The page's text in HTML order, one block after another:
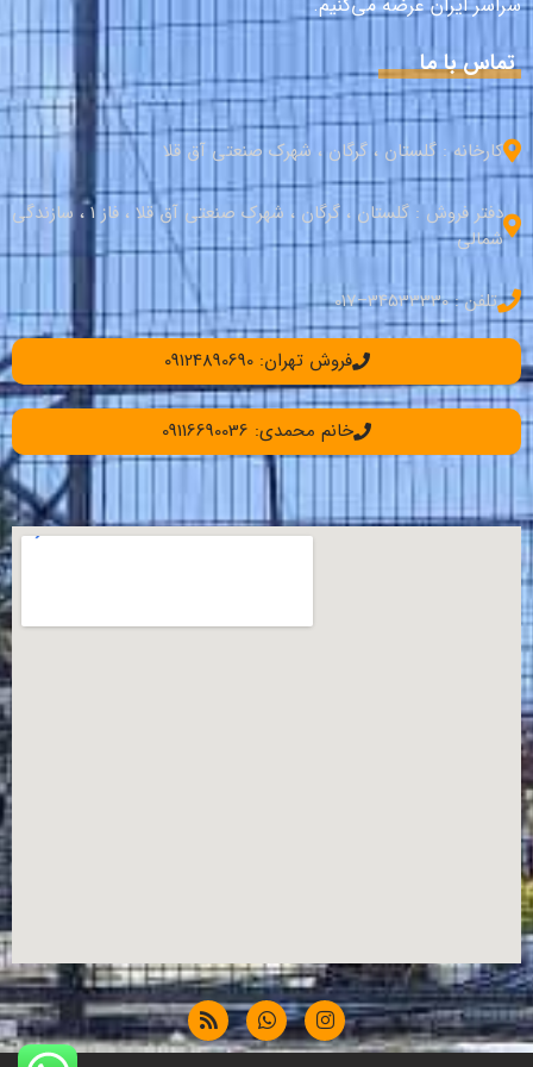
تماس با ما
کارخانه : گلستان ، گرگان ، شهرک صنعتی آق قلا
دفتر فروش : گلستان ، گرگان ، شهرک صنعتی آق قلا ، فاز 1 ، سازندگی
شمالی
تلفن : 34533330–017
فروش تهران: 09124890690
خانم محمدی: 09116690036